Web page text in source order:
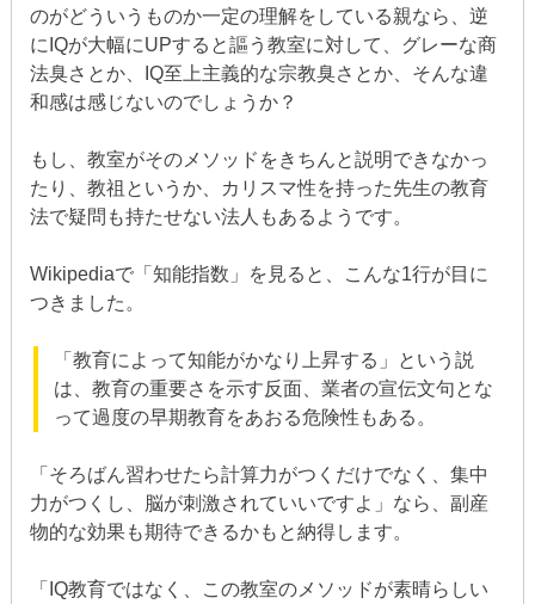
のがどういうものか一定の理解をしている親なら、逆
にIQが大幅にUPすると謳う教室に対して、グレーな商
法臭さとか、IQ至上主義的な宗教臭さとか、そんな違
和感は感じないのでしょうか？
もし、教室がそのメソッドをきちんと説明できなかっ
たり、教祖というか、カリスマ性を持った先生の教育
法で疑問も持たせない法人もあるようです。
Wikipediaで「知能指数」を見ると、こんな1行が目に
つきました。
「教育によって知能がかなり上昇する」という説
は、教育の重要さを示す反面、業者の宣伝文句とな
って過度の早期教育をあおる危険性もある。
「そろばん習わせたら計算力がつくだけでなく、集中
力がつくし、脳が刺激されていいですよ」なら、副産
物的な効果も期待できるかもと納得します。
「IQ教育ではなく、この教室のメソッドが素晴らしい